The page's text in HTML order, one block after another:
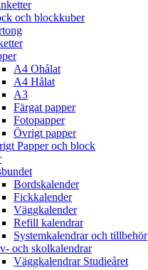
och blockkuber
A4 Ohålat
A4 Hålat
A3
Färgat papper
Fotopapper
Övrigt papper
Papper och block
Bordskalender
Fickkalender
Väggkalender
Refill kalendrar
Systemkalendrar och tillbehör
och skolkalendrar
Väggkalendrar Studieåret